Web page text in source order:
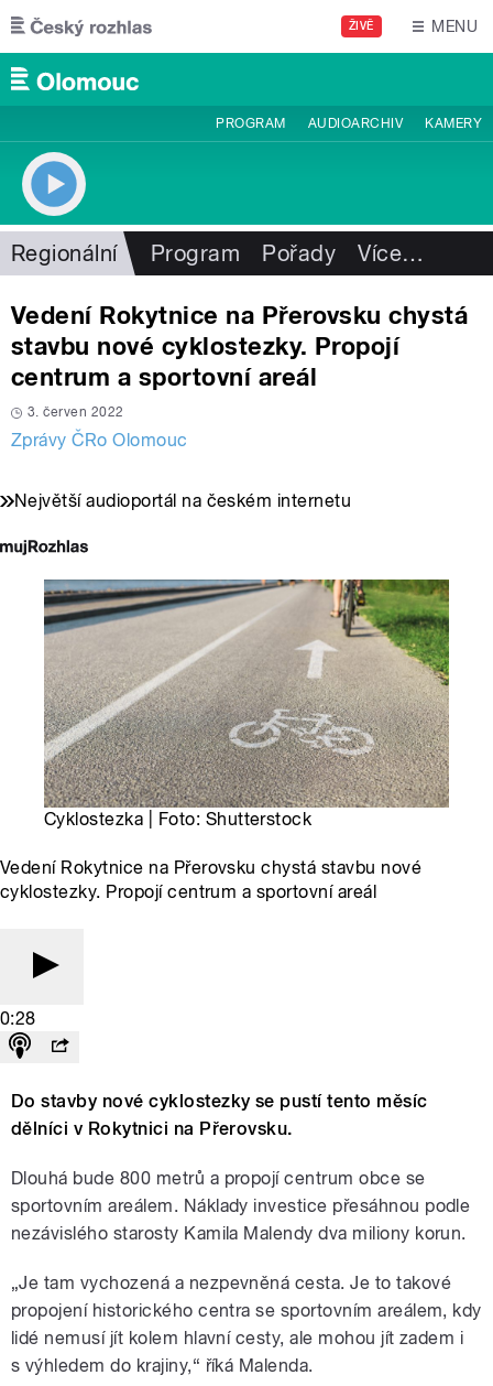
Přejít k hlavnímu obsahu
ŽIVĚ MENU
PROGRAM AUDIOARCHIV KAMERY
Regionální Program Pořady Více…
Vedení Rokytnice na Přerovsku chystá
stavbu nové cyklostezky. Propojí
centrum a sportovní areál
3. červen 2022
Zprávy ČRo Olomouc
Největší audioportál na českém internetu
Cyklostezka | Foto: Shutterstock
Vedení Rokytnice na Přerovsku chystá stavbu nové
cyklostezky. Propojí centrum a sportovní areál
0:28
Do stavby nové cyklostezky se pustí tento měsíc
dělníci v Rokytnici na Přerovsku.
Dlouhá bude 800 metrů a propojí centrum obce se
sportovním areálem. Náklady investice přesáhnou podle
nezávislého starosty Kamila Malendy dva miliony korun.
„Je tam vychozená a nezpevněná cesta. Je to takové
propojení historického centra se sportovním areálem, kdy
lidé nemusí jít kolem hlavní cesty, ale mohou jít zadem i
s výhledem do krajiny,“ říká Malenda.